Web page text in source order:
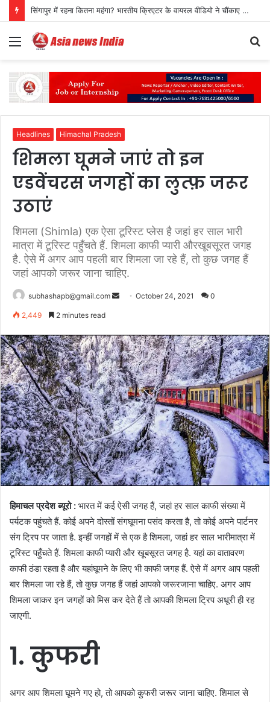
सिंगापुर में रहना कितना महंगा? भारतीय क्रिएटर के वायरल वीडियो ने चौंकाए लोग
Menu
Headlines Himachal Pradesh
शिमला घूमने जाएं तो इन
एडवेंचरस जगहों का लुत्फ़ जरूर
उठाएं
शिमला (Shimla) एक ऐसा टूरिस्ट प्लेस है जहां हर साल भारी
मात्रा में टूरिस्ट पहुँचते हैं. शिमला काफी प्यारी औरखूबसूरत जगह
है. ऐसे में अगर आप पहली बार शिमला जा रहे हैं, तो कुछ जगह हैं
जहां आपको जरूर जाना चाहिए.
subhashapb@gmail.com
SendOctober 24, 2021 0
2,449 2 minutes read
हिमाचल प्रदेश ब्यूरो: भारत में कई ऐसी जगह हैं,जहां हर साल काफी संख्या में
पर्यटक पहुंचते हैं.कोई अपने दोस्तों संगघूमना पसंद करता है,तो कोई अपने पार्टनर
संग ट्रिप पर जाता है.इन्हीं जगहों में से एक है शिमला,जहां हर साल भारीमात्रा में
टूरिस्ट पहुँचते हैं.शिमला काफी प्यारी और खूबसूरत जगह है.यहां का वातावरण
काफी ठंडा रहता है और यहांघूमने के लिए भी काफी जगह हैं.ऐसे में अगर आप पहली
बार शिमला जा रहे हैं,तो कुछ जगह हैं जहां आपको जरूरजाना चाहिए. अगर आप
शिमला जाकर इन जगहों को मिस कर देते हैं तो आपकी शिमला ट्रिप अधूरी ही रह
जाएगी.
1.कुफरी
अगर आप शिमला घूमने गए हो,तो आपको कुफरी जरूर जाना चाहिए.शिमाल से